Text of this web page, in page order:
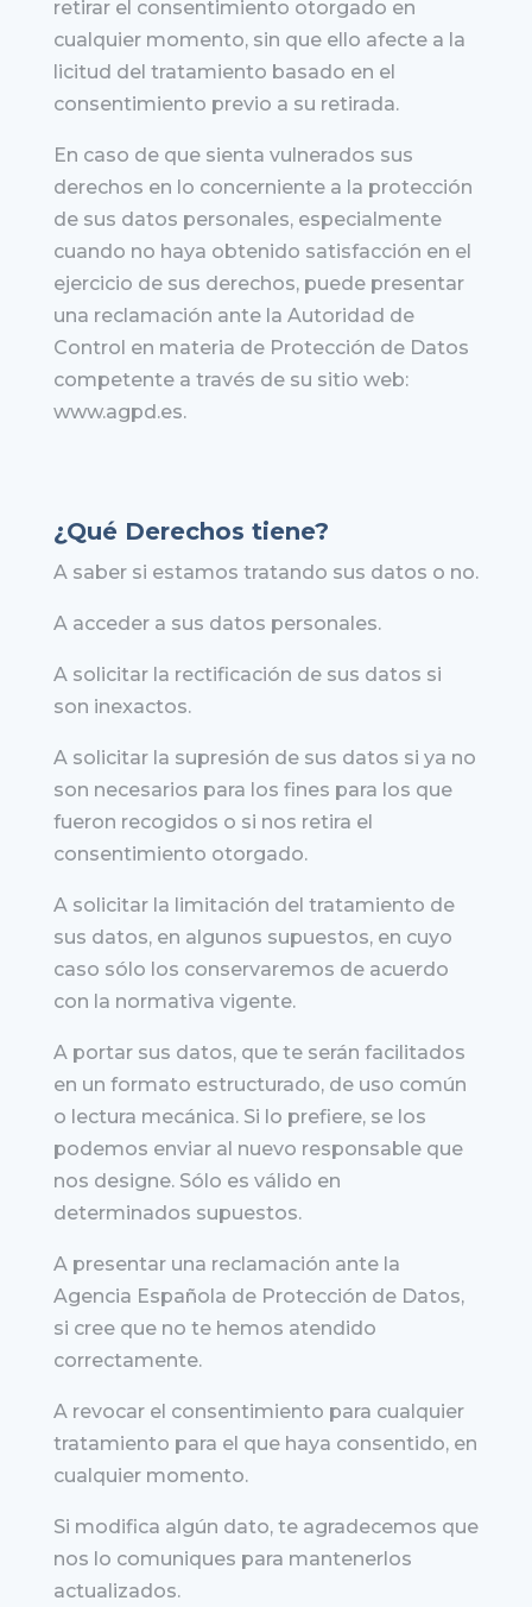
retirar el consentimiento otorgado en
cualquier momento, sin que ello afecte a la
licitud del tratamiento basado en el
consentimiento previo a su retirada.
En caso de que sienta vulnerados sus
derechos en lo concerniente a la protección
de sus datos personales, especialmente
cuando no haya obtenido satisfacción en el
ejercicio de sus derechos, puede presentar
una reclamación ante la Autoridad de
Control en materia de Protección de Datos
competente a través de su sitio web:
www.agpd.es.
¿Qué Derechos tiene?
A saber si estamos tratando sus datos o no.
A acceder a sus datos personales.
A solicitar la rectificación de sus datos si
son inexactos.
A solicitar la supresión de sus datos si ya no
son necesarios para los fines para los que
fueron recogidos o si nos retira el
consentimiento otorgado.
A solicitar la limitación del tratamiento de
sus datos, en algunos supuestos, en cuyo
caso sólo los conservaremos de acuerdo
con la normativa vigente.
A portar sus datos, que te serán facilitados
en un formato estructurado, de uso común
o lectura mecánica. Si lo prefiere, se los
podemos enviar al nuevo responsable que
nos designe. Sólo es válido en
determinados supuestos.
A presentar una reclamación ante la
Agencia Española de Protección de Datos,
si cree que no te hemos atendido
correctamente.
A revocar el consentimiento para cualquier
tratamiento para el que haya consentido, en
cualquier momento.
Si modifica algún dato, te agradecemos que
nos lo comuniques para mantenerlos
actualizados.